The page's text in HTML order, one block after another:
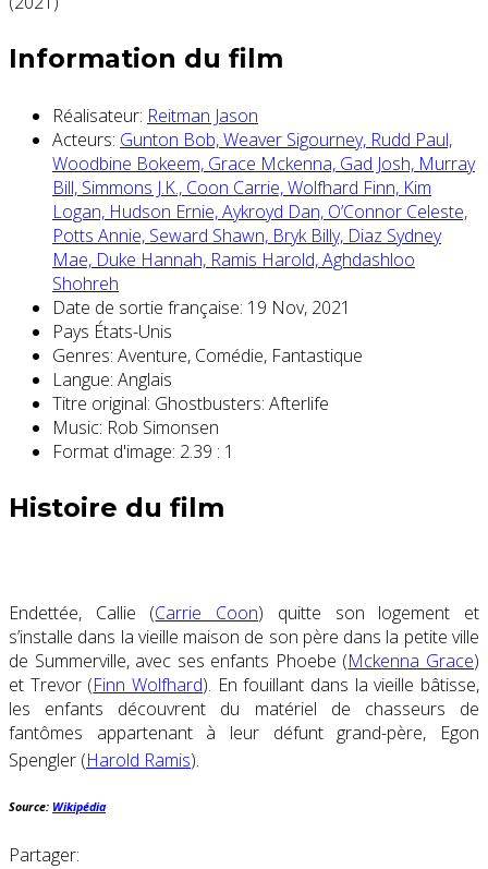
Information du film
Réalisateur: Reitman Jason
Acteurs: Gunton Bob,Weaver Sigourney, Rudd Paul,
Woodbine Bokeem, Grace Mckenna, Gad Josh, Murray
Bill, Simmons J.K., Coon Carrie,Wolfhard Finn, Kim
Logan, Hudson Ernie,Aykroyd Dan, O’Connor Celeste,
Potts Annie, Seward Shawn, Bryk Billy, Diaz Sydney
Mae, Duke Hannah, Ramis Harold,Aghdashloo
Shohreh
Date de sortie française: 19 Nov, 2021
Pays États-Unis
Genres: Aventure, Comédie, Fantastique
Langue: Anglais
Titre original: Ghostbusters: Afterlife
Music: Rob Simonsen
Format d'image: 2.39 : 1
Histoire du film
Endettée, Callie (Carrie Coon) quitte son logement et
s’installe dans la vieille maison de son père dans la petite ville
de Summerville, avec ses enfants Phoebe (Mckenna Grace)
et Trevor (Finn Wolfhard). En fouillant dans la vieille bâtisse,
les enfants découvrent du matériel de chasseurs de
fantômes appartenant à leur défunt grand-père, Egon
Spengler (Harold Ramis).
Source: Wikipédia
Partager: